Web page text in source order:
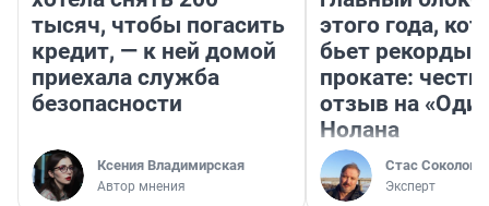
тысяч, чтобы погасить
кредит, — к ней домой
приехала служба
безопасности
Ксения Владимирская
Автор мнения
этого года,
бьет рекорды в
прокате:
отзыв на
Нолана
Стас Соколов
Эксперт